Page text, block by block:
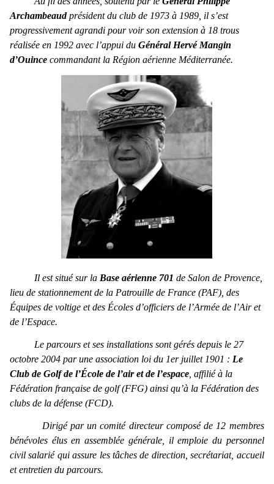
Archambeaudprésident du club de 1973 à 1989, il s’est
progressivement agrandi pour voir son extension à 18 trous
réalisée en 1992 avec l’appui duGénéral Hervé Mangin
d’Ouince commandant la Région aérienne Méditerranée.
Il est situé sur la Base aérienne 701 de Salon de Provence,
lieu de stationnement de la Patrouille de France (PAF), des
Équipes de voltige et des Écoles d’officiers de l’Armée de l’Air et
de l’Espace.
Le parcours et ses installations sont gérés depuis le 27
octobre 2004 par une association loi du 1er juillet 1901 :Le
Club de Golf de l’École de l’air et de l’espace, affilié à la
Fédération française de golf (FFG) ainsi qu’à la Fédération des
clubs de la défense (FCD).
Dirigé par un comité directeur composé de 12 membres
bénévoles élus en assemblée générale, il emploie du personnel
civil salarié qui assure les tâches de direction, secrétariat, accueil
et entretien du parcours.